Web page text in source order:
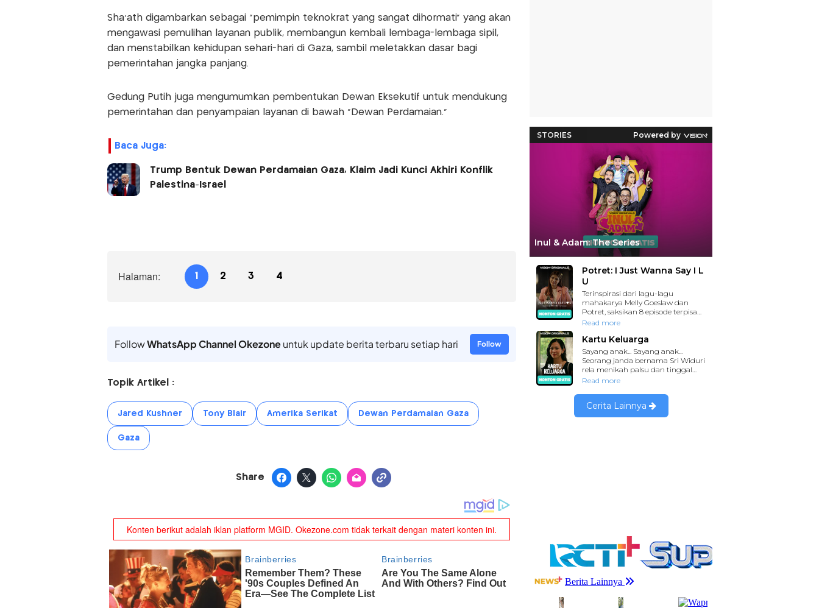
Sha’ath digambarkan sebagai "pemimpin teknokrat yang sangat dihormati" yang akan
mengawasi pemulihan layanan publik, membangun kembali lembaga-lembaga sipil,
dan menstabilkan kehidupan sehari-hari di Gaza, sambil meletakkan dasar bagi
pemerintahan jangka panjang.
Gedung Putih juga mengumumkan pembentukan Dewan Eksekutif untuk mendukung
pemerintahan dan penyampaian layanan di bawah "Dewan Perdamaian."
Baca Juga:
Trump Bentuk Dewan Perdamaian Gaza, Klaim Jadi Kunci Akhiri Konflik
Palestina-Israel
Halaman: 1 2 3 4
FollowWhatsApp Channel Okezoneuntuk update berita terbaru setiap hari Follow
Topik Artikel :
Jared Kushner Tony Blair Amerika Serikat Dewan Perdamaian Gaza
Gaza
Share